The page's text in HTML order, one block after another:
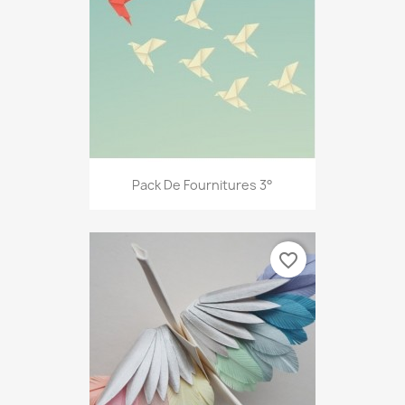
Pack De Fournitures 3°
favorite_border